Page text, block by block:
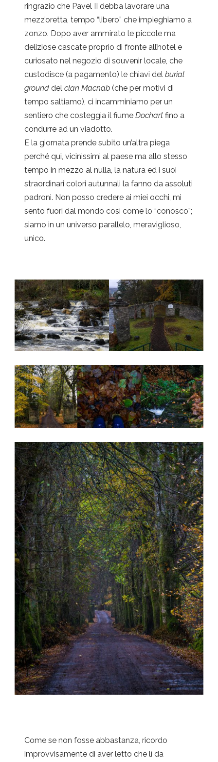
ringrazio che Pavel II debba lavorare una
mezz’oretta, tempo “libero” che impieghiamo a
zonzo. Dopo aver ammirato le piccole ma
deliziose cascate proprio di fronte all’hotel e
curiosato nel negozio di souvenir locale, che
custodisce (a pagamento) le chiavi del burial
ground del clan Macnab (che per motivi di
tempo saltiamo), ci incamminiamo per un
sentiero che costeggia il fiume Dochart fino a
condurre ad un viadotto.
E la giornata prende subito un’altra piega
perché qui, vicinissimi al paese ma allo stesso
tempo in mezzo al nulla, la natura ed i suoi
straordinari colori autunnali la fanno da assoluti
padroni. Non posso credere ai miei occhi, mi
sento fuori dal mondo così come lo “conosco”;
siamo in un universo parallelo, meraviglioso,
unico.
Come se non fosse abbastanza, ricordo
improvvisamente di aver letto che lì da